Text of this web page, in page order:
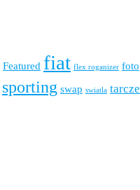
Featured fiat flex roganizer foto
sporting swap swiatla tarcze